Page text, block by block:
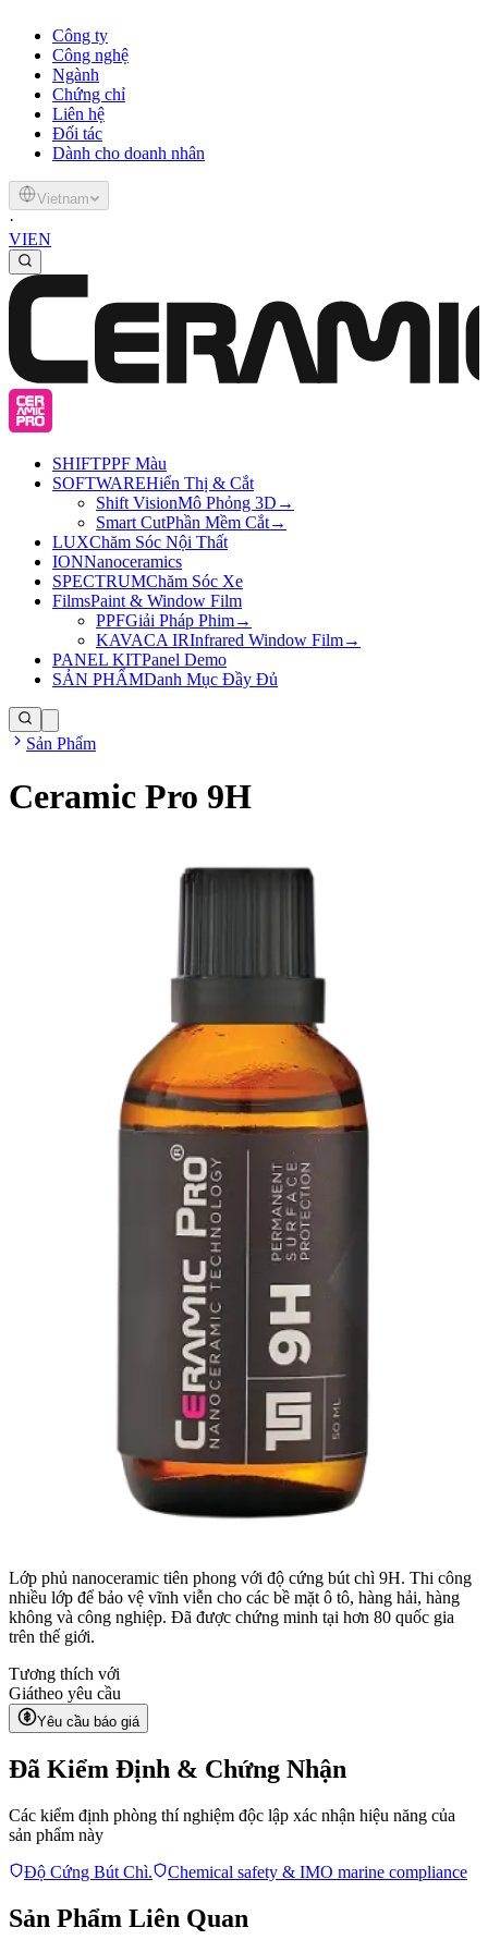
Công ty
Công nghệ
Ngành
Chứng chỉ
Liên hệ
Đối tác
Dành cho doanh nhân
Vietnam
·
VIEN
SHIFTPPF Màu
SOFTWAREHiển Thị & Cắt
Shift VisionMô Phỏng 3D →
Smart CutPhần Mềm Cắt→
LUXChăm Sóc Nội Thất
IONNanoceramics
SPECTRUMChăm Sóc Xe
FilmsPaint & Window Film
PPFGiải Pháp Phim→
KAVACA IRInfrared Window Film→
PANEL KITPanel Demo
SẢN PHẨMDanh Mục Đầy Đủ
Sản Phẩm
Ceramic Pro 9H
Lớp phủ nanoceramic tiên phong với độ cứng bút chì 9H. Thi công
nhiều lớp để bảo vệ vĩnh viễn cho các bề mặt ô tô, hàng hải, hàng
không và công nghiệp. Đã được chứng minh tại hơn 80 quốc gia
trên thế giới.
Tương thích với
Giátheo yêu cầu
Yêu cầu báo giá
Đã Kiểm Định & Chứng Nhận
Các kiểm định phòng thí nghiệm độc lập xác nhận hiệu năng của
sản phẩm này
Độ Cứng Bút Chì.
Chemical safety & IMO marine compliance
Sản Phẩm Liên Quan